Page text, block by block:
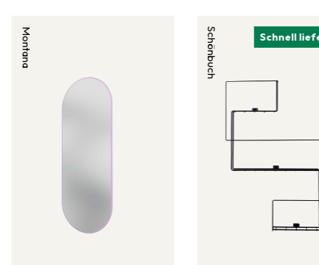
Montana Schnell
Schönbuch